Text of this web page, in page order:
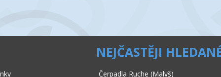
NEJČASTĚJI
Čerpadla Ruche (Malyš)